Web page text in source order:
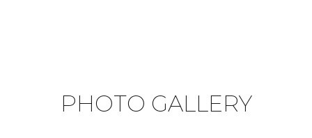
PHOTO GALLERY